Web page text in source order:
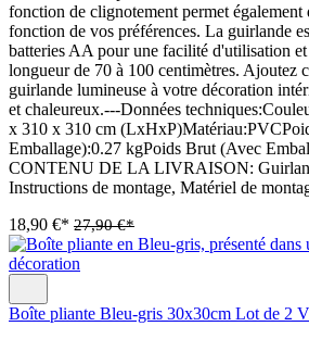
fonction de clignotement permet également
fonction de vos préférences. La guirlande
batteries AA pour une facilité d'utilisation
longueur de 70 à 100 centimètres. Ajoutez
guirlande lumineuse à votre décoration
et chaleureux.---Données
x 310 x 310 cm
Emballage):0.27 kgPoids Brut (Avec
CONTENU DE LA LIVRAISON:
Instructions de montage, Matériel de
18,90 €* 27,90 €*
Boîte pliante Bleu-gris 30x30cm Lot de 2